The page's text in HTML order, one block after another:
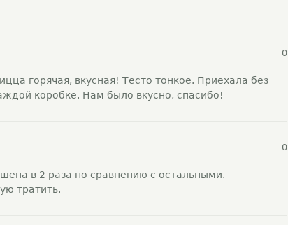
0
горячая, вкусная! Тесто тонкое. Приехала без
коробке. Нам было вкусно, спасибо!
0
в 2 раза по сравнению с остальными.
тратить.